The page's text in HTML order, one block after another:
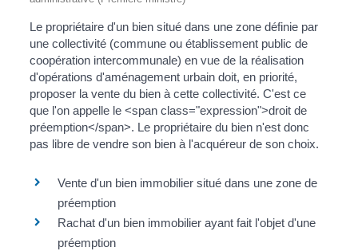
Le propriétaire d'un bien situé dans une zone définie par
une collectivité (commune ou établissement public de
coopération intercommunale) en vue de la réalisation
d'opérations d'aménagement urbain doit, en priorité,
proposer la vente du bien à cette collectivité. C'est ce
que l'on appelle le <span class="expression">droit de
préemption</span>. Le propriétaire du bien n'est donc
pas libre de vendre son bien à l'acquéreur de son choix.
Vente d'un bien immobilier situé dans une zone de
préemption
Rachat d'un bien immobilier ayant fait l'objet d'une
préemption